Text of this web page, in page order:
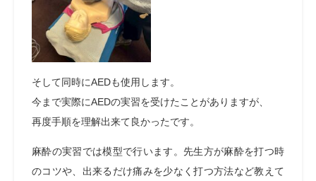
そして同時にAEDも使用します。
今まで実際にAEDの実習を受けたことがありますが、
再度手順を理解出来て良かったです。
麻酔の実習では模型で行います。先生方が麻酔を打つ時
のコツや、出来るだけ痛みを少なく打つ方法など教えて